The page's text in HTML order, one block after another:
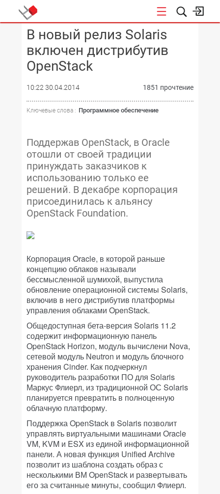
КОНФЕРЕНЦИИ
В новый релиз Solaris
включен дистрибутив
OpenStack
10:22 30.04.2014 1851 прочтение
Ключевые слова : Программное обеспечение
Поддержав OpenStack, в Oracle
отошли от своей традиции
принуждать заказчиков к
использованию только ее
решений. В декабре корпорация
присоединилась к альянсу
OpenStack Foundation.
Корпорация Oracle, в которой раньше
концепцию облаков называли
бессмысленной шумихой, выпустила
обновление операционной системы Solaris,
включив в него дистрибутив платформы
управления облаками OpenStack.
Общедоступная бета-версия Solaris 11.2
содержит информационную панель
OpenStack Horizon, модуль вычислени Nova,
сетевой модуль Neutron и модуль блочного
хранения Cinder. Как подчеркнул
руководитель разработки ПО для Solaris
Маркус Флиерл, из традиционной ОС Solaris
планируется превратить в полноценную
облачную платформу.
Поддержка OpenStack в Solaris позволит
управлять виртуальными машинами Oracle
VM, KVM и ESX из единой информационной
панели. А новая функция Unified Archive
позволит из шаблона создать образ с
несколькими ВМ OpenStack и развертывать
его за считанные минуты, сообщил Флиерл.